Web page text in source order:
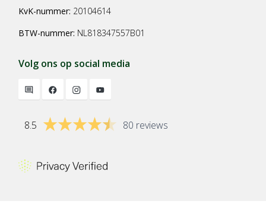
KvK-nummer: 20104614
BTW-nummer: NL818347557B01
Volg ons op social media
8.5 80 reviews